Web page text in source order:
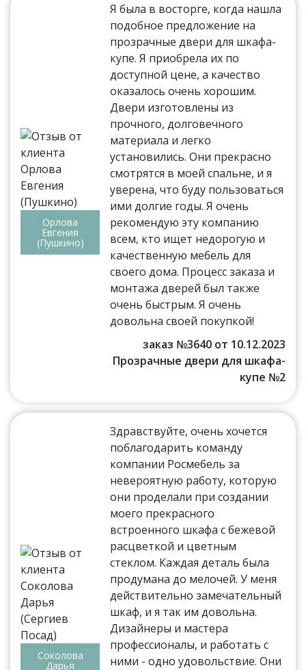
Орлова
Евгения
(Пушкино)
Я была в восторге, когда нашла
подобное предложение на
прозрачные двери для шкафа-
купе. Я приобрела их по
доступной цене, а качество
оказалось очень хорошим.
Двери изготовлены из
прочного, долговечного
материала и легко
установились. Они прекрасно
смотрятся в моей спальне, и я
уверена, что буду пользоваться
ими долгие годы. Я очень
рекомендую эту компанию
всем, кто ищет недорогую и
качественную мебель для
своего дома. Процесс заказа и
монтажа дверей был также
очень быстрым. Я очень
довольна своей покупкой!
заказ №3640 от 10.12.2023
Прозрачные двери для шкафа-
купе №2
Соколова
Дарья
Здравствуйте, очень хочется
поблагодарить команду
компании Росмебель за
невероятную работу, которую
они проделали при создании
моего прекрасного
встроенного шкафа с бежевой
расцветкой и цветным
стеклом. Каждая деталь была
продумана до мелочей. У меня
действительно замечательный
шкаф, и я так им довольна.
Дизайнеры и мастера
профессионалы, и работать с
ними - одно удовольствие. Они